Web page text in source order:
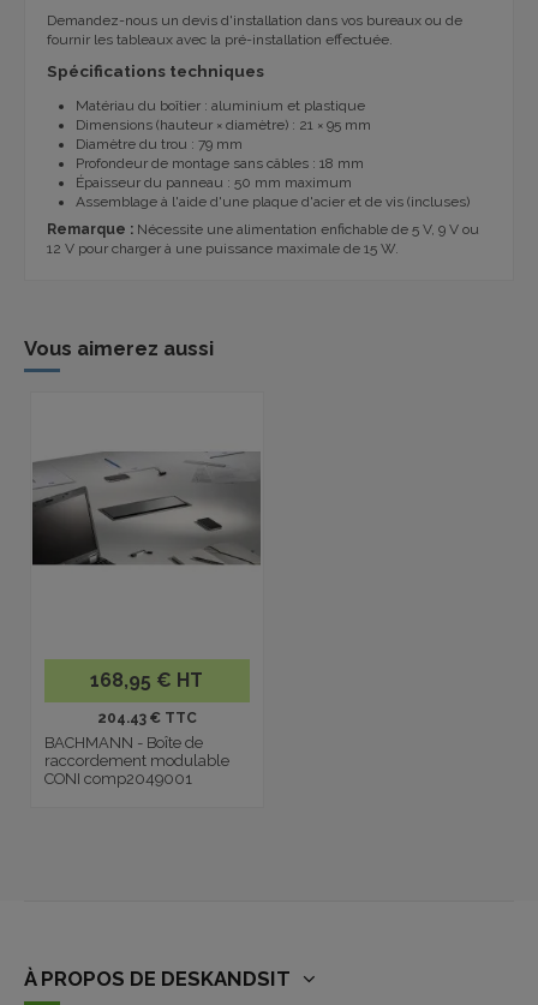
Demandez-nous un devis d'installation dans vos bureaux ou de
fournir les tableaux avec la pré-installation effectuée.
Spécifications techniques
Matériau du boîtier : aluminium et plastique
Dimensions (hauteur × diamètre) : 21 × 95 mm
Diamètre du trou : 79 mm
Profondeur de montage sans câbles : 18 mm
Épaisseur du panneau : 50 mm maximum
Assemblage à l'aide d'une plaque d'acier et de vis (incluses)
Remarque : Nécessite une alimentation enfichable de 5 V, 9 V ou
12 V pour charger à une puissance maximale de 15 W.
Vous aimerez aussi
168,95 € HT
204.43 € TTC
BACHMANN - Boîte de
raccordement modulable
CONI comp2049001
À PROPOS DE DESKANDSIT